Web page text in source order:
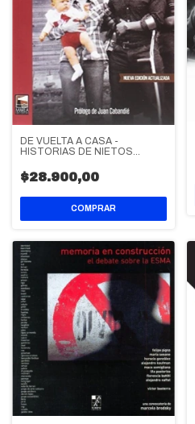
DE VUELTA A CASA -
HISTORIAS DE NIETOS
$28.900,00